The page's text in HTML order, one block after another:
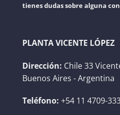
tienes dudas sobre alguna
PLANTA VICENTE LÓPEZ
Dirección: Chile 33
Buenos Aires - Argentina
Teléfono: +54 11 4709-